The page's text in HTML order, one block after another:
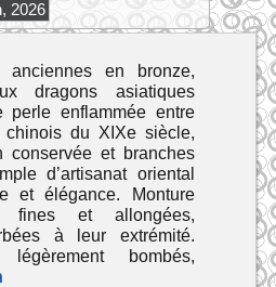
2026
anciennes en bronze,
dragons asiatiques
perle enflammée entre
chinois du XIXe siècle,
conservée et branches
d’artisanat oriental
et élégance. Monture
fines et allongées,
à leur extrémité.
bombés,